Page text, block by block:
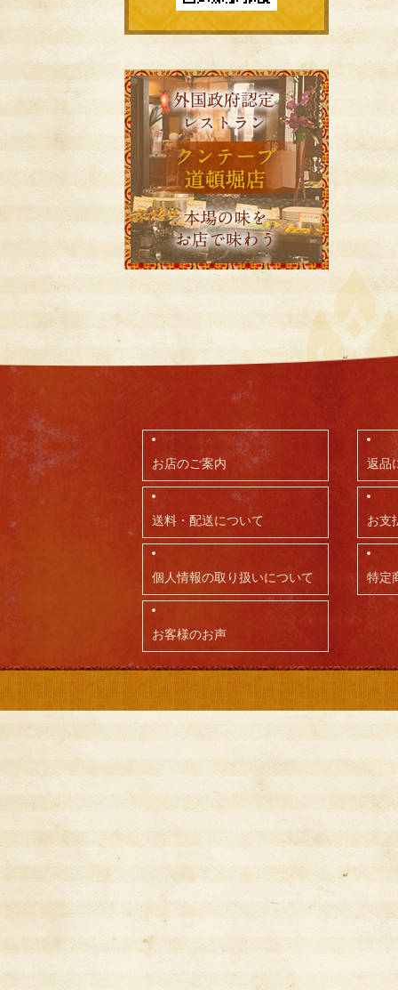
お店のご案内 返品
送料・配送について お支
個人情報の取り扱いについて 特定
お客様のお声